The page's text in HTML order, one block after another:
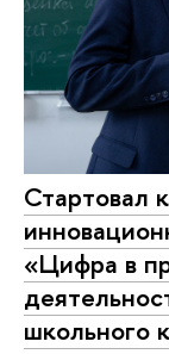
Стартовал
«Цифра в
школьного